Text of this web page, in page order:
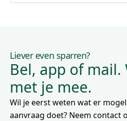
Liever even sparren?
Bel, app of mail.
met je mee.
Wil je eerst weten wat er
aanvraag doet? Neem contact